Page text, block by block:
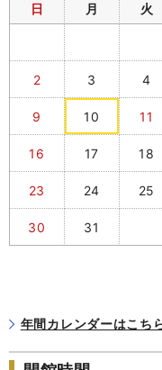
日 月 火
2 3 4
9 10 11
16 17 18
23 24 25
30 31
年間カレンダーはこち